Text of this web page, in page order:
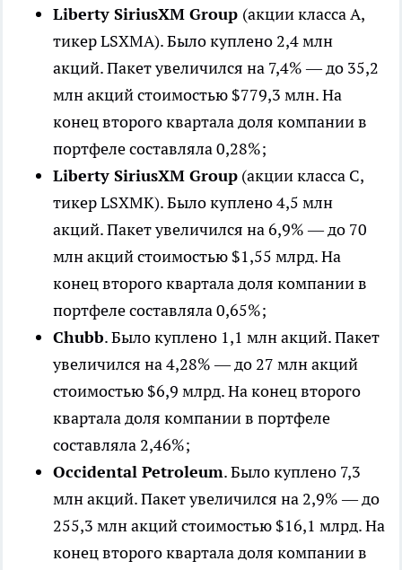
Liberty SiriusXM Group (акции класса А,
тикер LSXMA). Было куплено 2,4 млн
акций. Пакет увеличился на 7,4% — до 35,2
млн акций стоимостью $779,3 млн. На
конец второго квартала доля компании в
портфеле составляла 0,28%;
Liberty SiriusXM Group (акции класса С,
тикер LSXMK). Было куплено 4,5 млн
акций. Пакет увеличился на 6,9% — до 70
млн акций стоимостью $1,55 млрд. На
конец второго квартала доля компании в
портфеле составляла 0,65%;
Chubb. Было куплено 1,1 млн акций. Пакет
увеличился на 4,28% — до 27 млн акций
стоимостью $6,9 млрд. На конец второго
квартала доля компании в портфеле
составляла 2,46%;
Occidental Petroleum. Было куплено 7,3
млн акций. Пакет увеличился на 2,9% — до
255,3 млн акций стоимостью $16,1 млрд. На
конец второго квартала доля компании в